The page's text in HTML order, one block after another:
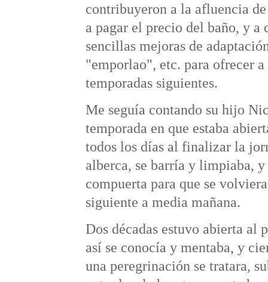
contribuyeron a la afluencia de
a pagar el precio del baño, y a
sencillas mejoras de
"emporlao", etc. para ofrecer
temporadas siguientes.
Me seguía contando su hijo
temporada en que estaba
todos los días al finalizar la
alberca, se barría y limpiaba,
compuerta para que se
siguiente a media mañana.
Dos décadas estuvo abierta
así se conocía y mentaba, y
una peregrinación se tratara,